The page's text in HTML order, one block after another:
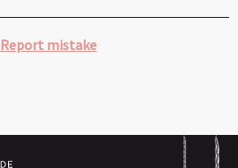
Report mistake